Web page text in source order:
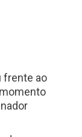
frente ao